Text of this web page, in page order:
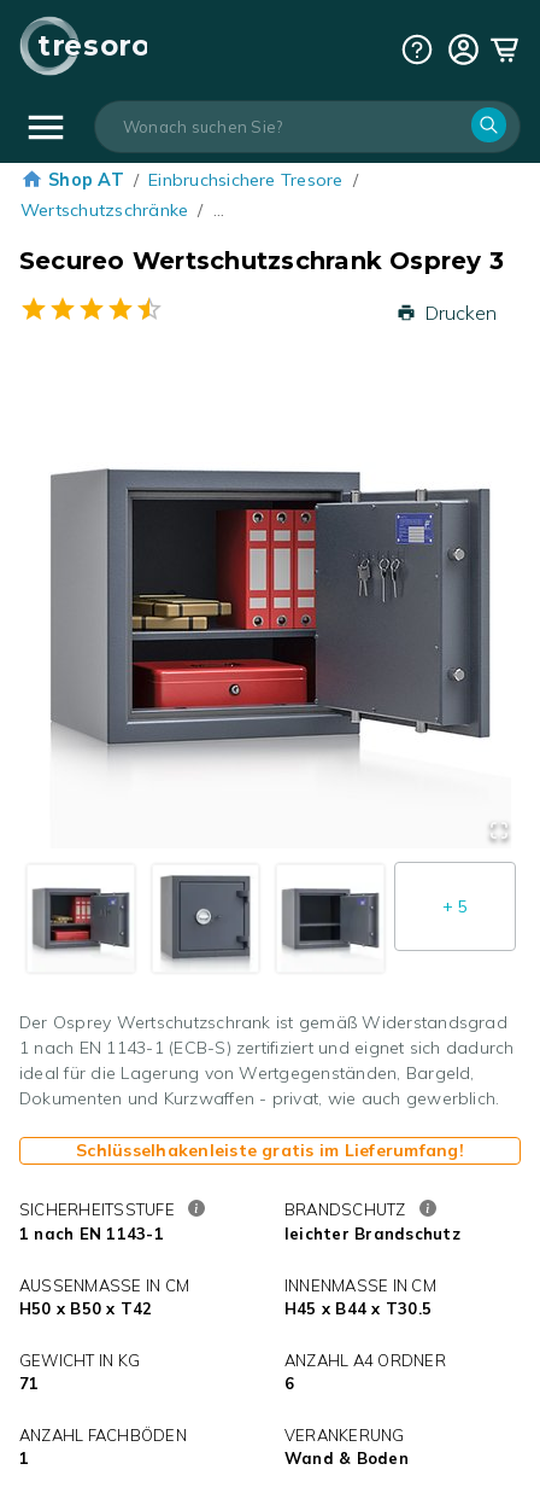
tresoro
Shop AT / Einbruchsichere Tresore /
Wertschutzschränke / …
Secureo Wertschutzschrank Osprey 3
Drucken
+ 5
Der Osprey Wertschutzschrank ist gemäß Widerstandsgrad
1 nach EN 1143-1 (ECB-S) zertifiziert und eignet sich dadurch
ideal für die Lagerung von Wertgegenständen, Bargeld,
Dokumenten und Kurzwaffen - privat, wie auch gewerblich.
Schlüsselhakenleiste gratis im Lieferumfang!
SICHERHEITSSTUFE
1 nach EN 1143-1
BRANDSCHUTZ
leichter Brandschutz
AUSSENMASSE IN CM
H50 x B50 x T42
INNENMASSE IN CM
H45 x B44 x T30.5
GEWICHT IN KG
71
ANZAHL A4 ORDNER
6
ANZAHL FACHBÖDEN
1
VERANKERUNG
Wand & Boden